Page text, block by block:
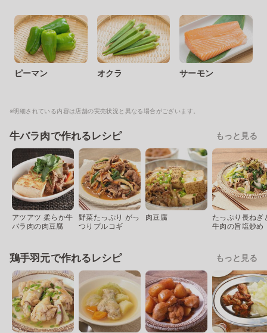
ピーマン オクラ サーモン
※明細されている内容は店舗の実売状況と異なる場合がございます。
牛バラ肉で作れるレシピ もっと見る
アツアツ 柔らか牛
バラ肉の肉豆腐
野菜たっぷり がっ
つりプルコギ
肉豆腐
たっぷり長ねぎ
牛肉の旨塩炒め
鶏手羽元で作れるレシピ もっと見る